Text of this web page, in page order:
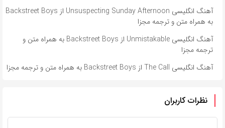
آهنگ انگلیسی Unsuspecting Sunday Afternoon از Backstreet Boys
به همراه متن و ترجمه مجزا
آهنگ انگلیسی Unmistakable از Backstreet Boys به همراه متن و
ترجمه مجزا
آهنگ انگلیسی The Call از Backstreet Boys به همراه متن و ترجمه مجزا
نظرات کاربران